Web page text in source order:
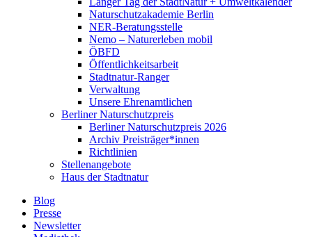
Naturschutzakademie Berlin
NER-Beratungsstelle
Nemo – Naturerleben mobil
ÖBFD
Öffentlichkeitsarbeit
Stadtnatur-Ranger
Verwaltung
Unsere Ehrenamtlichen
Berliner Naturschutzpreis
Berliner Naturschutzpreis 2026
Archiv Preisträger*innen
Richtlinien
Stellenangebote
Haus der Stadtnatur
Blog
Presse
Newsletter